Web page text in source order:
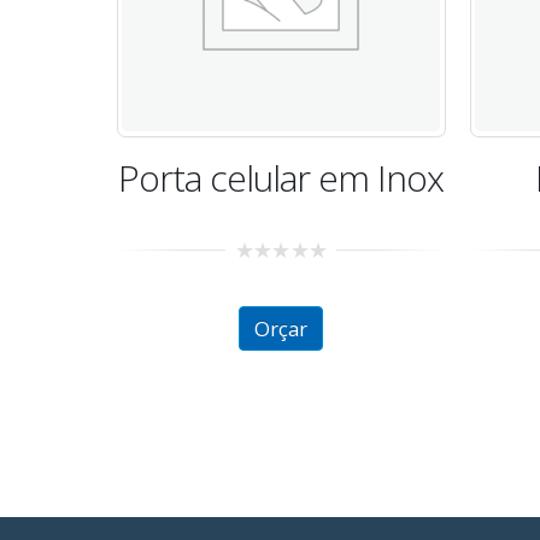
Porta celular em Inox
of
Orçar